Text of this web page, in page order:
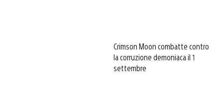
Crimson Moon combatte contro
la corruzione demoniaca il 1
settembre